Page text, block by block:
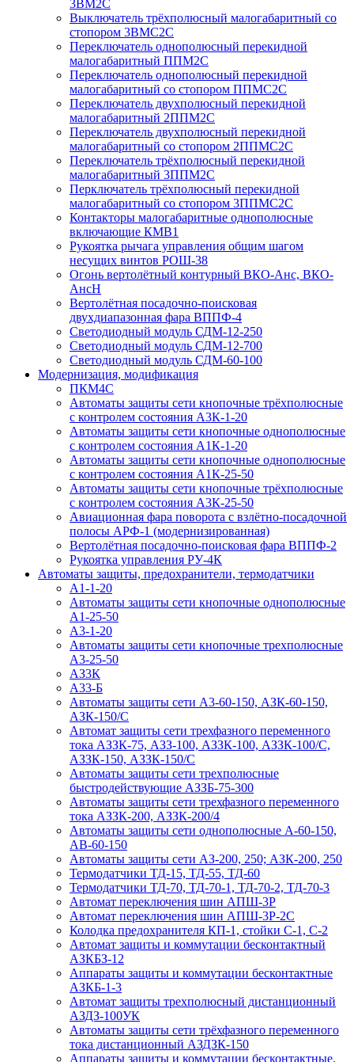
3ВМ2С
Выключатель трёхполюсный малогабаритный со
стопором 3ВМС2С
Переключатель однополюсный перекидной
малогабаритный ППМ2С
Переключатель однополюсный перекидной
малогабаритный со стопором ППМС2С
Переключатель двухполюсный перекидной
малогабаритный 2ППМ2С
Переключатель двухполюсный перекидной
малогабаритный со стопором 2ППМС2С
Переключатель трёхполюсный перекидной
малогабаритный 3ППМ2С
Перключатель трёхполюсный перекидной
малогабаритный со стопором 3ППМС2С
Контакторы малогабаритные однополюсные
включающие КМВ1
Рукоятка рычага управления общим шагом
несущих винтов РОШ-38
Огонь вертолётный контурный ВКО-Анс, ВКО-
АнсН
Вертолётная посадочно-поисковая
двухдиапазонная фара ВППФ-4
Светодиодный модуль СДМ-12-250
Светодиодный модуль СДМ-12-700
Светодиодный модуль СДМ-60-100
Модернизация, модификация
ПКМ4С
Автоматы защиты сети кнопочные трёхполюсные
с контролем состояния А3К-1-20
Автоматы защиты сети кнопочные однополюсные
с контролем состояния А1К-1-20
Автоматы защиты сети кнопочные однополюсные
с контролем состояния А1К-25-50
Автоматы защиты сети кнопочные трёхполюсные
с контролем состояния А3К-25-50
Авиационная фара поворота с взлётно-посадочной
полосы АРФ-1 (модернизированная)
Вертолётная посадочно-поисковая фара ВППФ-2
Рукоятка управления РУ-4К
Автоматы защиты, предохранители, термодатчики
А1-1-20
Автоматы защиты сети кнопочные однополюсные
А1-25-50
А3-1-20
Автоматы защиты сети кнопочные трехполюсные
А3-25-50
АЗ3К
А33-Б
Автоматы защиты сети А3-60-150, АЗК-60-150,
АЗК-150/С
Автомат защиты сети трехфазного переменного
тока АЗЗК-75, АЗЗ-100, АЗЗК-100, АЗЗК-100/С,
АЗЗК-150, АЗЗК-150/С
Автоматы защиты сети трехполюсные
быстродействующие АЗЗБ-75-300
Автоматы защиты сети трехфазного переменного
тока АЗЗК-200, АЗЗК-200/4
Автоматы защиты сети однополюсные А-60-150,
АВ-60-150
Автоматы защиты сети АЗ-200, 250; АЗК-200, 250
Термодатчики ТД-15, ТД-55, ТД-60
Термодатчики ТД-70, ТД-70-1, ТД-70-2, ТД-70-3
Автомат переключения шин АПШ-3Р
Автомат переключения шин АПШ-3P-2С
Колодка предохранителя КП-1, стойки С-1, С-2
Автомат защиты и коммутации бесконтактный
АЗКБЗ-12
Аппараты защиты и коммутации бесконтактные
АЗКБ-1-3
Автомат защиты трехполюсный дистанционный
АЗДЗ-100УК
Автоматы защиты сети трёхфазного переменного
тока дистанционный АЗДЗК-150
Аппараты защиты и коммутации бесконтактные,